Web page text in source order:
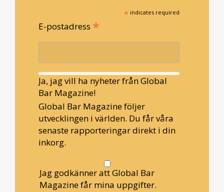
* indicates required
E-postadress *
Ja, jag vill ha nyheter från Global
Bar Magazine!
Global Bar Magazine följer
utvecklingen i världen. Du får våra
senaste rapporteringar direkt i din
inkorg.
Jag godkänner att Global Bar
Magazine får mina uppgifter.